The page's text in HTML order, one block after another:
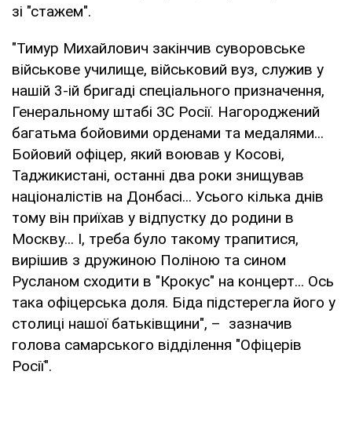
зі "стажем".
"Тимур Михайлович закінчив суворовське
військове училище, військовий вуз, служив у
нашій 3-ій бригаді спеціального призначення,
Генеральному штабі ЗС Росії. Нагороджений
багатьма бойовими орденами та медалями...
Бойовий офіцер, який воював у Косові,
Таджикистані, останні два роки знищував
націоналістів на Донбасі... Усього кілька днів
тому він приїхав у відпустку до родини в
Москву... І, треба було такому трапитися,
вирішив з дружиною Поліною та сином
Русланом сходити в "Крокус" на концерт... Ось
така офіцерська доля. Біда підстерегла його у
столиці нашої батьківщини", – зазначив
голова самарського відділення "Офіцерів
Росії".